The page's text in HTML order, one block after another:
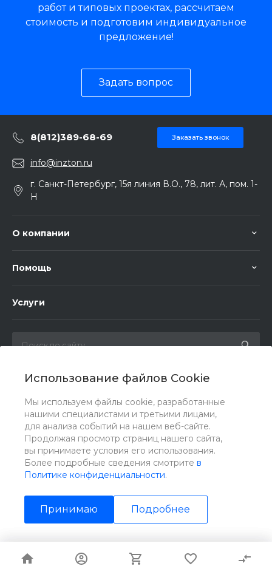
Использование файлов Cookie
Мы используем файлы cookie, разработанные
нашими специалистами и третьими лицами,
для анализа событий на нашем веб-сайте.
Продолжая просмотр страниц нашего сайта,
вы принимаете условия его использования.
Более подробные сведения смотрите в
Политике конфиденциальности.
Принимаю Подробнее
работ и типовых проектах, рассчитаем
стоимость и подготовим индивидуальное
предложение!
Задать вопрос
8(812)389-68-69 Заказать звонок
info@inzton.ru
г. Санкт-Петербург, 15я линия В.О., 78, лит. А, пом. 1-
Н
О компании
Помощь
Услуги
© 2026 ИНЗТОН, Все права защищены